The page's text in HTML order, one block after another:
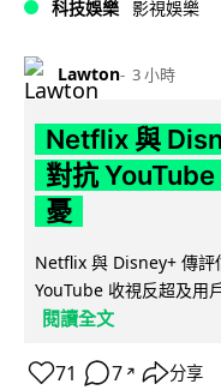
科技娛樂 影視娛樂
Lawton 3 小時
Netflix 與
對抗
憂
Netflix 與 Disney+ 傳評
YouTube 收視反超及用
閱讀全文
71 7 ↗ 分享